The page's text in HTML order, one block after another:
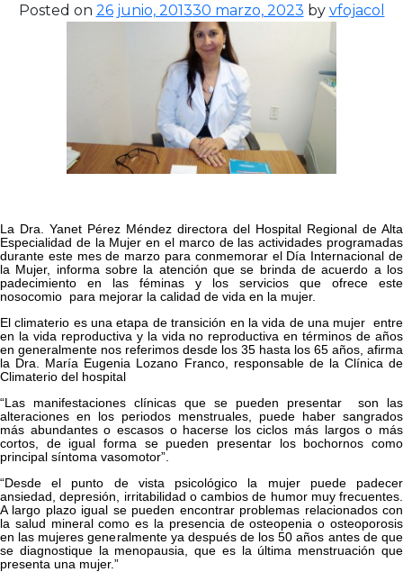
Posted on 26 junio, 201330 marzo, 2023 by vfojacol
La Dra. Yanet Pérez Méndez directora del Hospital Regional de Alta
Especialidad de la Mujer en el marco de las actividades programadas
durante este mes de marzo para conmemorar el Día Internacional de
la Mujer, informa sobre la atención que se brinda de acuerdo a los
padecimiento en las féminas y los servicios que ofrece este
nosocomio para mejorar la calidad de vida en la mujer.
El climaterio es una etapa de transición en la vida de una mujer entre
en la vida reproductiva y la vida no reproductiva en términos de años
en generalmente nos referimos desde los 35 hasta los 65 años, afirma
la Dra. María Eugenia Lozano Franco, responsable de la Clínica de
Climaterio del hospital
“Las manifestaciones clínicas que se pueden presentar son las
alteraciones en los periodos menstruales, puede haber sangrados
más abundantes o escasos o hacerse los ciclos más largos o más
cortos, de igual forma se pueden presentar los bochornos como
principal síntoma vasomotor”.
“Desde el punto de vista psicológico la mujer puede padecer
ansiedad, depresión, irritabilidad o cambios de humor muy frecuentes.
A largo plazo igual se pueden encontrar problemas relacionados con
la salud mineral como es la presencia de osteopenia o osteoporosis
en las mujeres generalmente ya después de los 50 años antes de que
se diagnostique la menopausia, que es la última menstruación que
presenta una mujer.”